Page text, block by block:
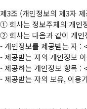
①
② 회사는 다음과 같이 개
- 개인정보를 제공받는 자 :
- 제공받는 자의 개인정보
- 제공하는 개인정보 항목 :
- 제공받는 자의 보유, 이용